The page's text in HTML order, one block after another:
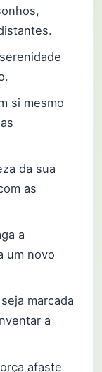
si mesmo
da sua
as
a
um novo
marcada
a
afaste